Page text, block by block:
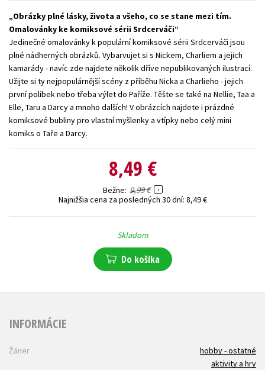
Technické vedy
Učebnice
Umenie a kultúra
Výchova a pedagogika
Young adult
Young adult (SK)
Zdravie a životný štýl
Všetky tituly
Obrázky plné lásky, života a všeho, co se stane mezi tím.
Omalovánky ke komiksové sérii Srdcerváči
Jedinečné omalovánky k populární komiksové sérii Srdcerváči jsou
plné nádherných obrázků. Vybarvujet si s Nickem, Charliem a jejich
kamarády - navíc zde najdete několik dříve nepublikovaných ilustrací.
Užijte si ty nejpopulárnější scény z příběhu Nicka a Charlieho - jejich
první polibek nebo třeba výlet do Paříže. Těšte se také na Nellie, Taa a
Elle, Taru a Darcy a mnoho dalších! V obrázcích najdete i prázdné
komiksové bubliny pro vlastní myšlenky a vtípky nebo celý mini
komiks o Taře a Darcy.
8,49 €
Bežne 9,99 €
Najnižšia cena za posledných 30 dní: 8,49 €
Skladom
Do košíka
INFORMÁCIE
Žáner
hobby - ostatné
aktivity a hry